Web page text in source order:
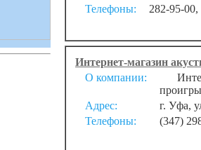
Телефоны:
282-95-
Интернет-магазин
О компании:
Адрес:
г. Уфа,
Телефоны:
(347)